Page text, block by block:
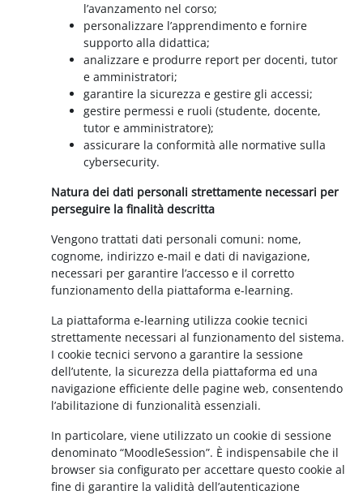
l’avanzamento nel corso;
personalizzare l’apprendimento e fornire
supporto alla didattica;
analizzare e produrre report per docenti, tutor
e amministratori;
garantire la sicurezza e gestire gli accessi;
gestire permessi e ruoli (studente, docente,
tutor e amministratore);
assicurare la conformità alle normative sulla
cybersecurity.
Natura dei dati personali strettamente necessari per
perseguire la finalità descritta
Vengono trattati dati personali comuni: nome,
cognome, indirizzo e-mail e dati di navigazione,
necessari per garantire l’accesso e il corretto
funzionamento della piattaforma e-learning.
La piattaforma e-learning utilizza cookie tecnici
strettamente necessari al funzionamento del sistema.
I cookie tecnici servono a garantire la sessione
dell’utente, la sicurezza della piattaforma ed una
navigazione efficiente delle pagine web, consentendo
l’abilitazione di funzionalità essenziali.
In particolare, viene utilizzato un cookie di sessione
denominato “MoodleSession”. È indispensabile che il
browser sia configurato per accettare questo cookie al
fine di garantire la validità dell’autenticazione